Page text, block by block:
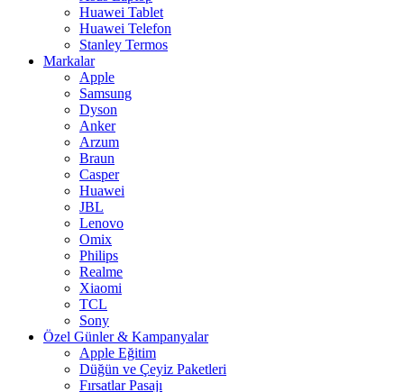
Huawei Tablet
Huawei Telefon
Stanley Termos
Markalar
Apple
Samsung
Dyson
Anker
Arzum
Braun
Casper
Huawei
JBL
Lenovo
Omix
Philips
Realme
Xiaomi
TCL
Sony
Özel Günler & Kampanyalar
Apple Eğitim
Düğün ve Çeyiz Paketleri
Fırsatlar Pasajı